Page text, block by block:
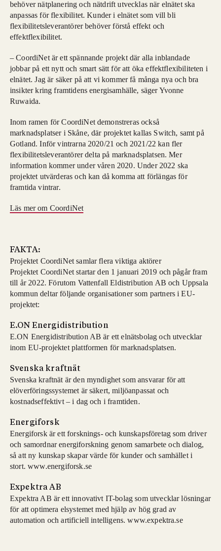
behöver nätplanering och nätdrift utvecklas när elnätet ska
anpassas för flexibilitet. Kunder i elnätet som vill bli
flexibilitetsleverantörer behöver förstå effekt och
effektflexibilitet.
– CoordiNet är ett spännande projekt där alla inblandade
jobbar på ett nytt och smart sätt för att öka effektflexibiliteten i
elnätet. Jag är säker på att vi kommer få många nya och bra
insikter kring framtidens energisamhälle, säger Yvonne
Ruwaida.
Inom ramen för CoordiNet demonstreras också
marknadsplatser i Skåne, där projektet kallas Switch, samt på
Gotland. Inför vintrarna 2020/21 och 2021/22 kan fler
flexibilitetsleverantörer delta på marknadsplatsen. Mer
information kommer under våren 2020. Under 2022 ska
projektet utvärderas och kan då komma att förlängas för
framtida vintrar.
Läs mer om CoordiNet
FAKTA:
Projektet CoordiNet samlar flera viktiga aktörer
Projektet CoordiNet startar den 1 januari 2019 och pågår fram
till år 2022. Förutom Vattenfall Eldistribution AB och Uppsala
kommun deltar följande organisationer som partners i EU-
projektet:
E.ON Energidistribution
E.ON Energidistribution AB är ett elnätsbolag och utvecklar
inom EU-projektet plattformen för marknadsplatsen.
Svenska kraftnät
Svenska kraftnät är den myndighet som ansvarar för att
elöverföringssystemet är säkert, miljöanpassat och
kostnadseffektivt – i dag och i framtiden.
Energiforsk
Energiforsk är ett forsknings- och kunskapsföretag som driver
och samordnar energiforskning genom samarbete och dialog,
så att ny kunskap skapar värde för kunder och samhället i
stort. www.energiforsk.se
Expektra AB
Expektra AB är ett innovativt IT-bolag som utvecklar lösningar
för att optimera elsystemet med hjälp av hög grad av
automation och artificiell intelligens. www.expektra.se